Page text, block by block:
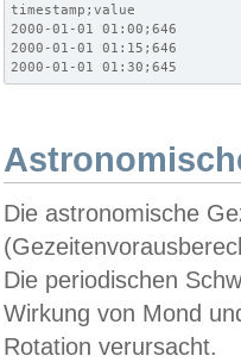
timestamp;value
2000-01-01 01:00;646
2000-01-01 01:15;646
2000-01-01 01:30;645
Die astronomische
Die periodischen
Wirkung von Mond
Rotation verursacht.